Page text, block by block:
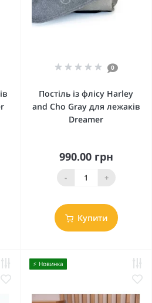
0
Постіль із флісу Harley
and Cho Gray для лежаків
Dreamer
990.00 грн
- +
Купити
⚡️ Новинка